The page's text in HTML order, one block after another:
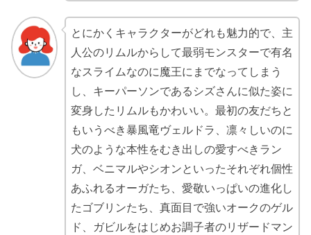
とにかくキャラクターがどれも魅力的で、主
人公のリムルからして最弱モンスターで有名
なスライムなのに魔王にまでなってしまう
し、キーパーソンであるシズさんに似た姿に
変身したリムルもかわいい。最初の友だちと
もいうべき暴風竜ヴェルドラ、凛々しいのに
犬のような本性をむき出しの愛すべきラン
ガ、ベニマルやシオンといったそれぞれ個性
あふれるオーガたち、愛敬いっぱいの進化し
たゴブリンたち、真面目で強いオークのゲル
ド、ガビルをはじめお調子者のリザードマン